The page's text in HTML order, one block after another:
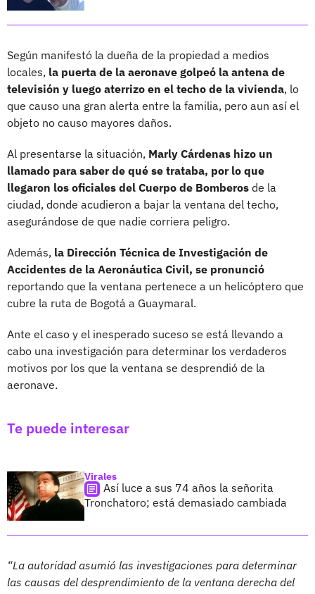
Según manifestó la dueña de la propiedad a medios
locales, la puerta de la aeronave golpeó la antena de
televisión y luego aterrizo en el techo de la vivienda, lo
que causo una gran alerta entre la familia, pero aun así el
objeto no causo mayores daños.
Al presentarse la situación, Marly Cárdenas hizo un
llamado para saber de qué se trataba, por lo que
llegaron los oficiales del Cuerpo de Bomberos de la
ciudad, donde acudieron a bajar la ventana del techo,
asegurándose de que nadie corriera peligro.
Además, la Dirección Técnica de Investigación de
Accidentes de la Aeronáutica Civil, se pronunció
reportando que la ventana pertenece a un helicóptero que
cubre la ruta de Bogotá a Guaymaral.
Ante el caso y el inesperado suceso se está llevando a
cabo una investigación para determinar los verdaderos
motivos por los que la ventana se desprendió de la
aeronave.
Te puede interesar
Virales
Así luce a sus 74 años la señorita
Tronchatoro; está demasiado cambiada
“La autoridad asumió las investigaciones para determinar
las causas del desprendimiento de la ventana derecha del